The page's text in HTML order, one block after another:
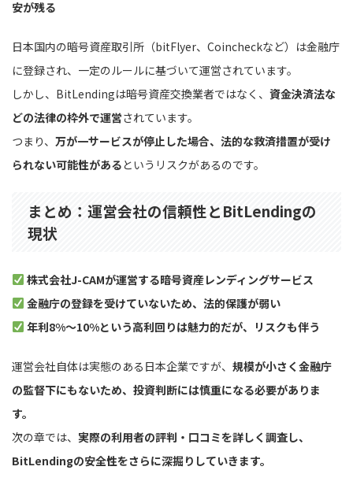
安が残る
日本国内の暗号資産取引所（bitFlyer、Coincheckなど）は金融庁
に登録され、一定のルールに基づいて運営されています。
しかし、BitLendingは暗号資産交換業者ではなく、 資金決済法な
どの法律の枠外で運営されています。
つまり、 万が一サービスが停止した場合、法的な救済措置が受け
られない可能性があるというリスクがあるのです。
まとめ：運営会社の信頼性とBitLendingの
現状
株式会社J-CAMが運営する暗号資産レンディングサービス
金融庁の登録を受けていないため、法的保護が弱い
年利8%〜10%という高利回りは魅力的だが、リスクも伴う
運営会社自体は実態のある日本企業ですが、 規模が小さく金融庁
の監督下にもないため、投資判断には慎重になる必要がありま
す。
次の章では、 実際の利用者の評判・口コミを詳しく調査し、
BitLendingの安全性をさらに深掘りしていきます。